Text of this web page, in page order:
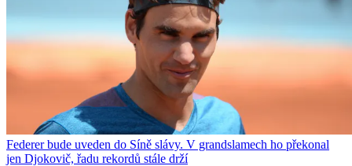
Federer bude uveden do Síně slávy. V grandslamech ho překonal
jen Djokovič, řadu rekordů stále drží